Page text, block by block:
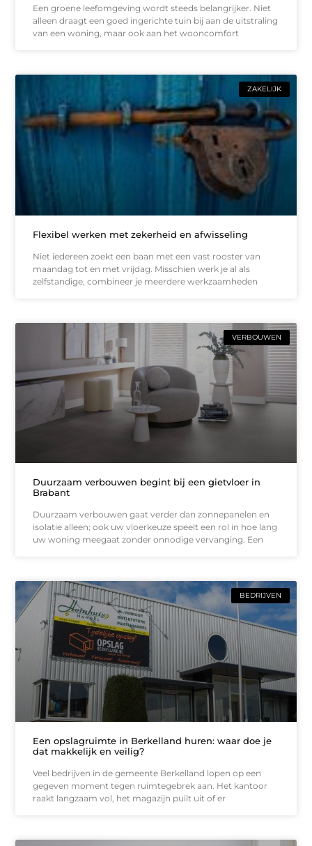
Een groene leefomgeving wordt steeds belangrijker. Niet
alleen draagt een goed ingerichte tuin bij aan de uitstraling
van een woning, maar ook aan het wooncomfort
ZAKELIJK
Flexibel werken met zekerheid en afwisseling
Niet iedereen zoekt een baan met een vast rooster van
maandag tot en met vrijdag. Misschien werk je al als
zelfstandige, combineer je meerdere werkzaamheden
VERBOUWEN
Duurzaam verbouwen begint bij een gietvloer in
Brabant
Duurzaam verbouwen gaat verder dan zonnepanelen en
isolatie alleen; ook uw vloerkeuze speelt een rol in hoe lang
uw woning meegaat zonder onnodige vervanging. Een
BEDRIJVEN
Een opslagruimte in Berkelland huren: waar doe je
dat makkelijk en veilig?
Veel bedrijven in de gemeente Berkelland lopen op een
gegeven moment tegen ruimtegebrek aan. Het kantoor
raakt langzaam vol, het magazijn puilt uit of er